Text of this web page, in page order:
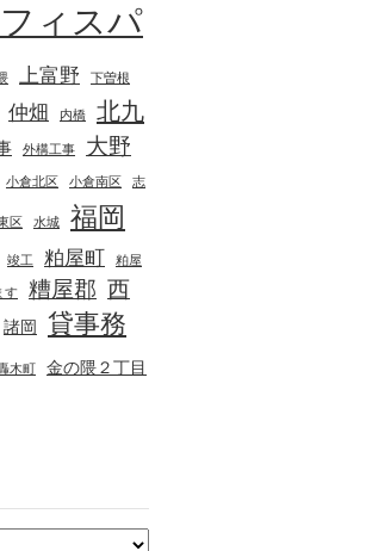
ィスパ
上富野 下曽根
仲畑 内橋
北九
外構工事
大野
小倉北区 小倉南区 志
区 水城
福岡
竣工 粕屋町 粕屋
す 糟屋郡 西
諸岡
貸事務
木町 金の隈２丁目